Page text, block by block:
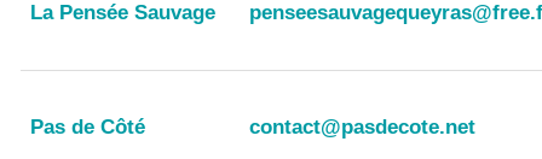
La Pensée Sauvage
Pas de Côté contact@pasdecote.net